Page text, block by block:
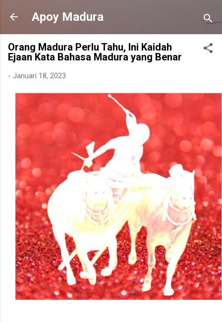
Langsung ke konten utama
Apoy Madura
Orang Madura Perlu Tahu, Ini Kaidah
Ejaan Kata Bahasa Madura yang Benar
- Januari 18, 2023